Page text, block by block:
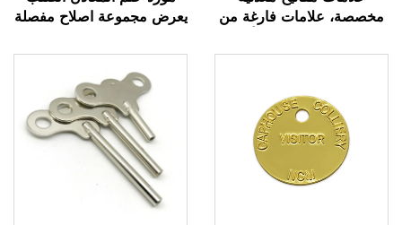
مخصصة، علامات فارغة من
شعار محفور مخصص
يعرض مجموعة اصلاح مفصلة